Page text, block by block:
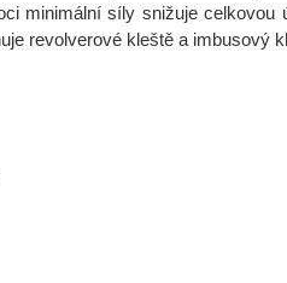
minimální síly snižuje
revolverové kleště a imbusový